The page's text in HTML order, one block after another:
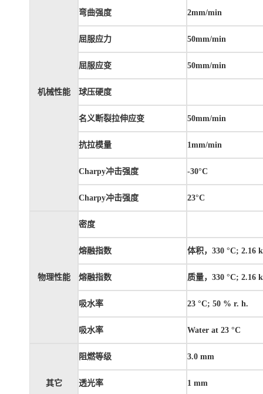
机械性能
弯曲强度 2mm/min
屈服应力 50mm/min
屈服应变 50mm/min
球压硬度
名义断裂拉伸应变 50mm/min
抗拉模量 1mm/min
Charpy冲击强度 -30°C
Charpy冲击强度 23°C
物理性能
密度
熔融指数 体积，330 °C; 2.16
熔融指数 质量，330 °C; 2.16
吸水率 23 °C; 50 % r. h.
吸水率 Water at 23 °C
其它
阻燃等级 3.0 mm
透光率 1 mm